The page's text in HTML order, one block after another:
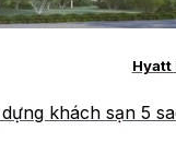
Hyatt
khách sạn 5